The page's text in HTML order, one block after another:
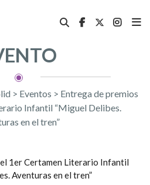
> Eventos > Entrega de premios
Infantil “Miguel Delibes.
en el tren”